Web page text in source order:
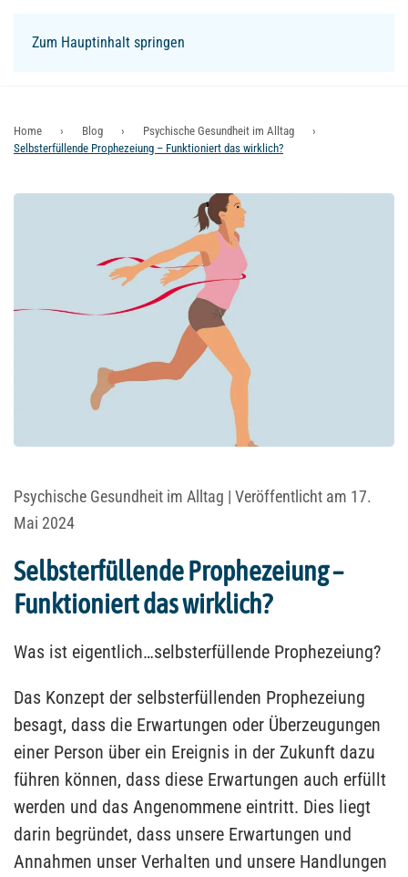
Zum Hauptinhalt springen
Home Blog
Psychische Gesundheit im Alltag
Selbsterfüllende Prophezeiung – Funktioniert das wirklich?
Psychische Gesundheit im Alltag | Veröffentlicht am 17.
Mai 2024
Selbsterfüllende Prophezeiung –
Funktioniert das wirklich?
Was ist eigentlich…selbsterfüllende Prophezeiung?
Das Konzept der selbsterfüllenden Prophezeiung
besagt, dass die Erwartungen oder Überzeugungen
einer Person über ein Ereignis in der Zukunft dazu
führen können, dass diese Erwartungen auch erfüllt
werden und das Angenommene eintritt. Dies liegt
darin begründet, dass unsere Erwartungen und
Annahmen unser Verhalten und unsere Handlungen